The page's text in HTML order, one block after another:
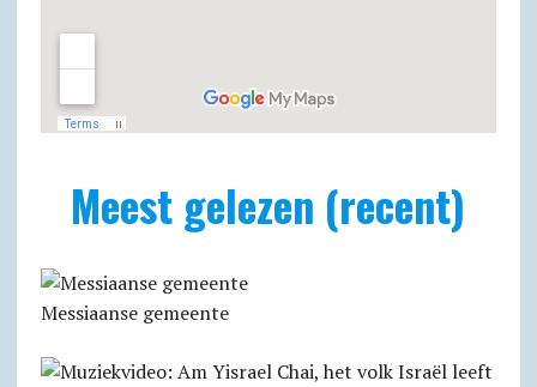
Meest gelezen (recent)
Messiaanse gemeente